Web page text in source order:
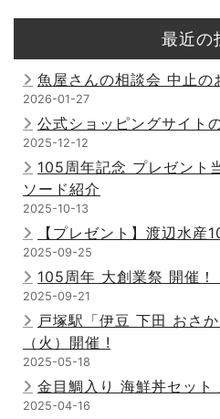
最近の
魚屋さんの相談会 中止の
2026-01-27
公式ショッピングサイト
2025-12-12
105周年記念 プレゼント
ソード紹介
2025-10-13
【プレゼント】渡辺水産
2025-09-25
105周年 大創業祭 開催
2025-09-21
戸塚駅「伊豆 下田 おさ
（火）開催 !
2025-05-18
金目鯛入り 海鮮丼セット
2025-04-16